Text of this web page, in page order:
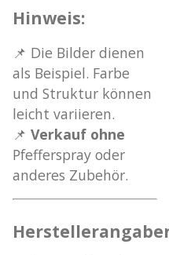
Hinweis:
📌 Die Bilder dienen
als Beispiel. Farbe
und Struktur können
leicht variieren.
📌 Verkauf ohne
Pfefferspray oder
anderes Zubehör.